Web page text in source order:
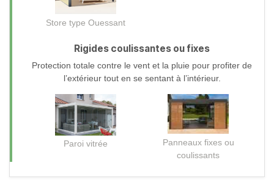
Store type Ouessant
Rigides coulissantes ou fixes
Protection totale contre le vent et la pluie pour profiter de
l’extérieur tout en se sentant à l’intérieur.
Paroi vitrée
Panneaux fixes ou
coulissants